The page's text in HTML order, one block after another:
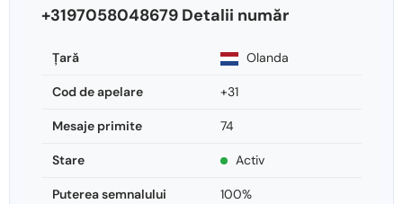
+3197058048679 Detalii număr
Ţară Olanda
Cod de apelare +31
Mesaje primite 74
Stare Activ
Puterea semnalului 100%